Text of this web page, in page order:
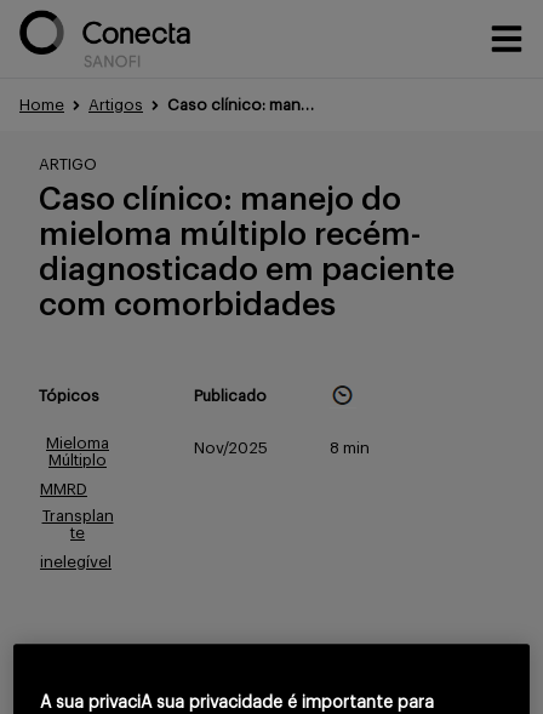
Eventos
Portfólio
Sobre
Home Artigos Caso clínico: manejo do mieloma múltiplo recém-diagnosticado em paciente com condições associadas
ARTIGO
Caso clínico: manejo do
mieloma múltiplo recém-
diagnosticado em paciente
com comorbidades
Tópicos
Mieloma
Múltiplo
MMRD
Transplan
te
inelegível
Publicado
Nov/2025 8 min
Este caso clínico demonstra a eficácia
A sua privaciA sua privacidade é importante para